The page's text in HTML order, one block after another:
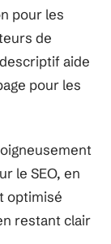
pour les
de
aide
pour les
le SEO, en
optimisé
restant clair